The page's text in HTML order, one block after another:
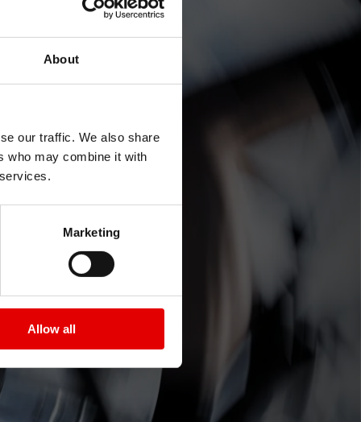
About
our traffic. We also share
who may combine it with
Marketing
Allow all
ALL
的铝合金轮组